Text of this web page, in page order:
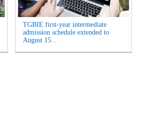
TGBIE first-year intermediate
admission schedule extended to
August 15...